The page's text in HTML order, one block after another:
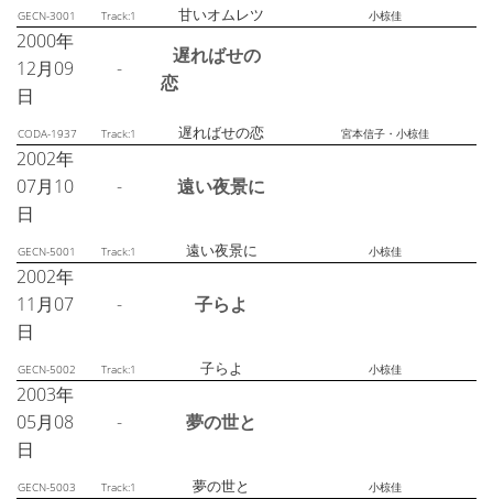
GECN-3001 Track:1 甘いオムレツ 小椋佳
2000年
12月09
日
-
遅ればせの
恋
CODA-1937 Track:1 遅ればせの恋 宮本信子・小椋佳
2002年
07月10
日
- 遠い夜景に
GECN-5001 Track:1 遠い夜景に 小椋佳
2002年
11月07
日
- 子らよ
GECN-5002 Track:1 子らよ 小椋佳
2003年
05月08
日
- 夢の世と
GECN-5003 Track:1 夢の世と 小椋佳